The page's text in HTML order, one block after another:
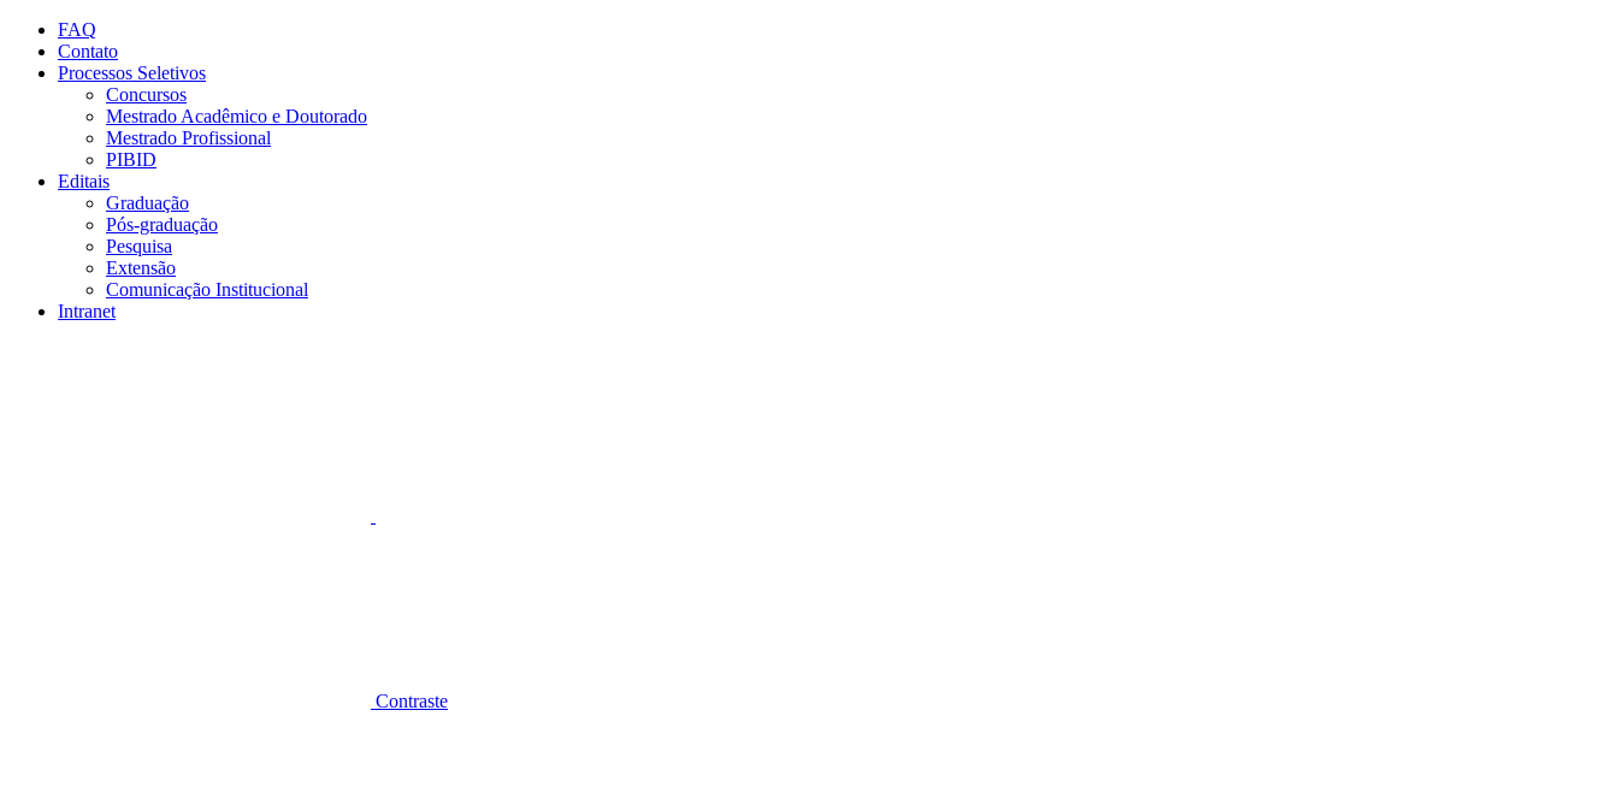
Conteúdo principal
FAQ
Contato
Processos Seletivos
Concursos
Mestrado Acadêmico e Doutorado
Mestrado Profissional
PIBID
Editais
Graduação
Pós-graduação
Pesquisa
Extensão
Comunicação Institucional
Intranet
Contraste